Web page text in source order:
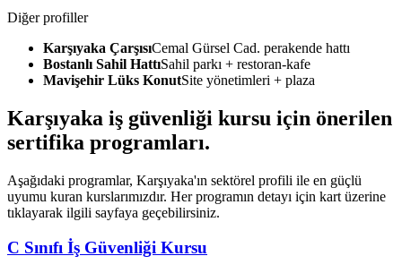
Diğer profiller
Karşıyaka ÇarşısıCemal Gürsel Cad. perakende hattı
Bostanlı Sahil HattıSahil parkı + restoran-kafe
Mavişehir Lüks KonutSite yönetimleri + plaza
Karşıyaka iş güvenliği kursu için önerilen
sertifika programları.
Aşağıdaki programlar, Karşıyaka'ın sektörel profili ile en güçlü
uyumu kuran kurslarımızdır. Her programın detayı için kart üzerine
tıklayarak ilgili sayfaya geçebilirsiniz.
C Sınıfı İş Güvenliği Kursu